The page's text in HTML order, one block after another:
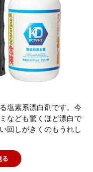
塩素系漂白剤です。今
なども驚くほど漂白で
回しがきくのもうれし